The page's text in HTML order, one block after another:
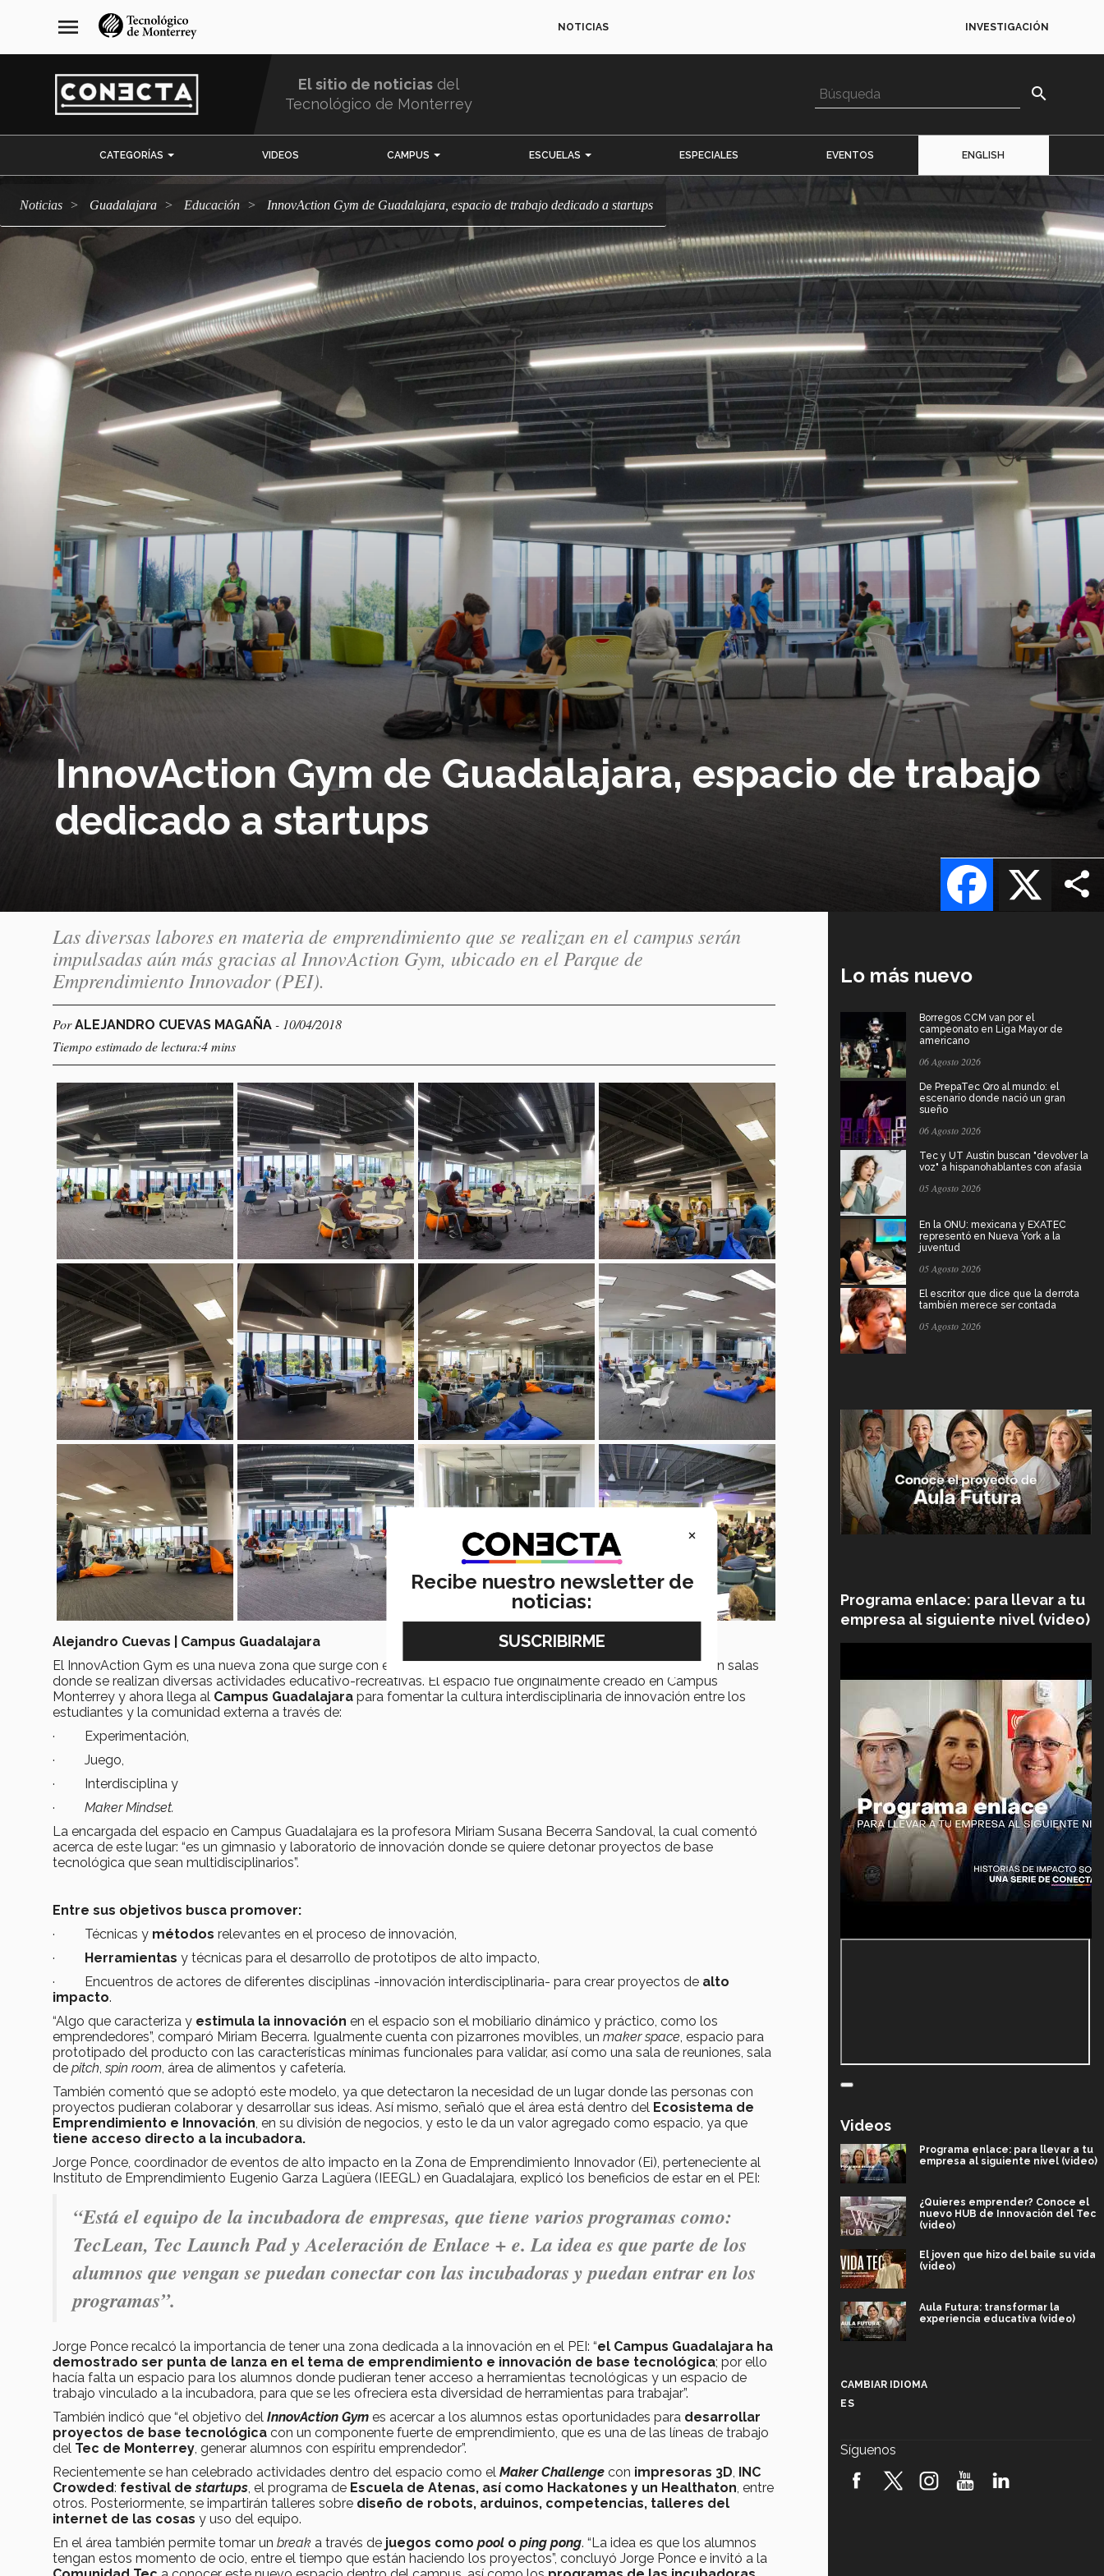
navegación
principal
menu NOTICIAS INVESTIGACIÓN
El sitio de noticias del
Tecnológico de Monterrey
search
CATEGORÍAS VIDEOS CAMPUS ESCUELAS ESPECIALES EVENTOS ENGLISH
Noticias Guadalajara Educación InnovAction Gym de Guadalajara, espacio de trabajo dedicado a startups
InnovAction Gym de Guadalajara, espacio de trabajo
dedicado a startups
X
Facebook
Las diversas labores en materia de emprendimiento que se realizan en el campus serán
impulsadas aún más gracias al InnovAction Gym, ubicado en el Parque de
Emprendimiento Innovador (PEI).
PorALEJANDRO CUEVAS MAGAÑA - 10/04/2018
Tiempo estimado de lectura:4 mins
Alejandro Cuevas | Campus Guadalajara
El InnovAction Gym es una nueva zona que surge con el fin de ser ungimnasio de innovación, subdividido en salas
donde se realizan diversas actividades educativo-recreativas. El espacio fue originalmente creado en Campus
Monterrey y ahora llega al Campus Guadalajara para fomentar la cultura interdisciplinaria de innovación entre los
estudiantes y la comunidad externa a través de:
· Experimentación,
· Juego,
· Interdisciplina y
· Maker Mindset.
La encargada del espacio en Campus Guadalajara es la profesora Miriam Susana Becerra Sandoval, la cual comentó
acerca de este lugar: “es un gimnasio y laboratorio de innovación donde se quiere detonar proyectos de base
tecnológica que sean multidisciplinarios”.
Entre sus objetivos busca promover:
· Técnicas y métodos relevantes en el proceso de innovación,
· Herramientas y técnicas para el desarrollo de prototipos de alto impacto,
· Encuentros de actores de diferentes disciplinas -innovación interdisciplinaria- para crear proyectos de alto
impacto.
“Algo que caracteriza y estimula la innovación en el espacio son el mobiliario dinámico y práctico, como los
emprendedores”, comparó Miriam Becerra. Igualmente cuenta con pizarrones movibles, un maker space, espacio para
prototipado del producto con las características mínimas funcionales para validar, así como una sala de reuniones, sala
de pitch,spin room, área de alimentos y cafetería.
También comentó que se adoptó este modelo, ya que detectaron la necesidad de un lugar donde las personas con
proyectos pudieran colaborar y desarrollar sus ideas. Así mismo, señaló que el área está dentro del Ecosistema de
Emprendimiento e Innovación, en su división de negocios, y esto le da un valor agregado como espacio, ya que
tiene acceso directo a la incubadora.
Jorge Ponce, coordinador de eventos de alto impacto en la Zona de Emprendimiento Innovador (Ei), perteneciente al
Instituto de Emprendimiento Eugenio Garza Lagüera (IEEGL) en Guadalajara, explicó los beneficios de estar en el PEI:
“Está el equipo de la incubadora de empresas, que tiene varios programas como:
TecLean, Tec Launch Pad y Aceleración de Enlace + e. La idea es que parte de los
alumnos que vengan se puedan conectar con las incubadoras y puedan entrar en los
programas”.
Jorge Ponce recalcó la importancia de tener una zona dedicada a la innovación en el PEI: “el Campus Guadalajara ha
demostrado ser punta de lanza en el tema de emprendimiento e innovación de base tecnológica; por ello
hacía falta un espacio para los alumnos donde pudieran tener acceso a herramientas tecnológicas y un espacio de
trabajo vinculado a la incubadora, para que se les ofreciera esta diversidad de herramientas para trabajar”.
También indicó que “el objetivo del InnovAction Gym es acercar a los alumnos estas oportunidades para desarrollar
proyectos de base tecnológica con un componente fuerte de emprendimiento, que es una de las líneas de trabajo
del Tec de Monterrey, generar alumnos con espíritu emprendedor”.
Recientemente se han celebrado actividades dentro del espacio como el Maker Challenge con impresoras 3D, INC
Crowded: festival destartups, el programa de Escuela de Atenas, así como Hackatones y un Healthaton, entre
otros. Posteriormente, se impartirán talleres sobre diseño de robots, arduinos, competencias, talleres del
internet de las cosas y uso del equipo.
En el área también permite tomar un break a través de juegos como pool o ping pong. “La idea es que los alumnos
tengan estos momento de ocio, entre el tiempo que están haciendo los proyectos”, concluyó Jorge Ponce e invitó a la
Lo más nuevo
Borregos CCM van por el
campeonato en Liga Mayor de
americano
06 Agosto 2026
De PrepaTec Qro al mundo: el
escenario donde nació un gran
sueño
06 Agosto 2026
Tec y UT Austin buscan "devolver la
voz" a hispanohablantes con afasia
05 Agosto 2026
En la ONU: mexicana y EXATEC
representó en Nueva York a la
juventud
05 Agosto 2026
El escritor que dice que la derrota
también merece ser contada
05 Agosto 2026
Programa enlace: para llevar a tu
empresa al siguiente nivel (video)
Videos
Programa enlace: para llevar a tu
empresa al siguiente nivel (video)
¿Quieres emprender? Conoce el
nuevo HUB de Innovación del Tec
(video)
El joven que hizo del baile su vida
(video)
Aula Futura: transformar la
experiencia educativa (video)
robótica FIRST 2026! (video)
CAMBIAR IDIOMA
ES
Síguenos
×
Recibe nuestro newsletter de
noticias: